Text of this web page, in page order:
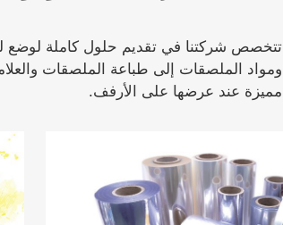
تتخصص شركتنا في تقديم حلول كاملة لوضع
ومواد الملصقات إلى طباعة الملصقات
مميزة عند عرضها على الأرفف.